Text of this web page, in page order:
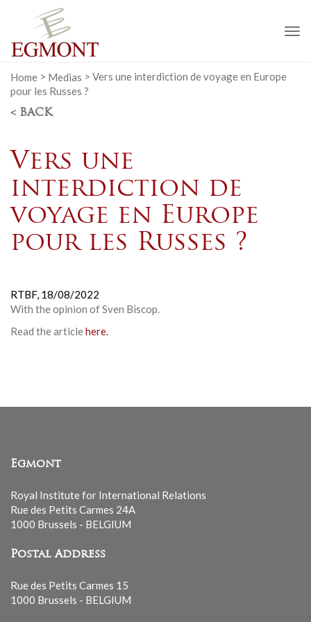
Home > Medias > Vers une interdiction de voyage en Europe
pour les Russes ?
< BACK
Vers une
interdiction de
voyage en Europe
pour les Russes ?
RTBF, 18/08/2022
With the opinion of Sven Biscop.
Read the articlehere.
Egmont
Royal Institute for International Relations
Rue des Petits Carmes 24A
1000 Brussels - BELGIUM
Postal Address
Rue des Petits Carmes 15
1000 Brussels - BELGIUM